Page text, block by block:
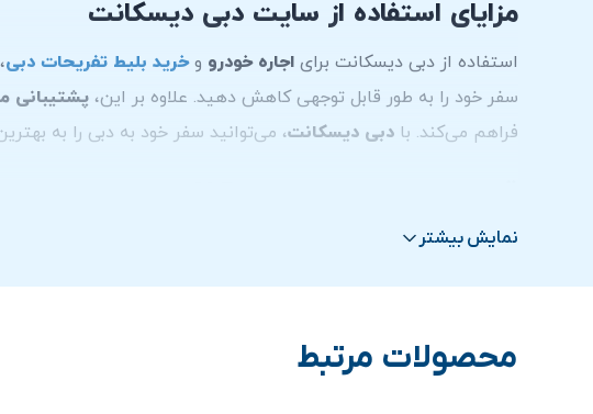
مزایای استفاده از سایت دبی دیسکانت
استفاده از دبی دیسکانت برای اجاره خودرو وخرید بلیط تفریحات دبی
سفر خود را به طور قابل توجهی کاهش دهید. علاوه بر این، پشتیبانی
فراهم می‌کند. با دبی دیسکانت، می‌توانید سفر خود به دبی را به
هزینه اجاره خودرو مرسدس بنز GLB
راه های ارتباطی با کارشناسان دبی دیسکانت:
نمایش بیشتر
محصولات مرتبط